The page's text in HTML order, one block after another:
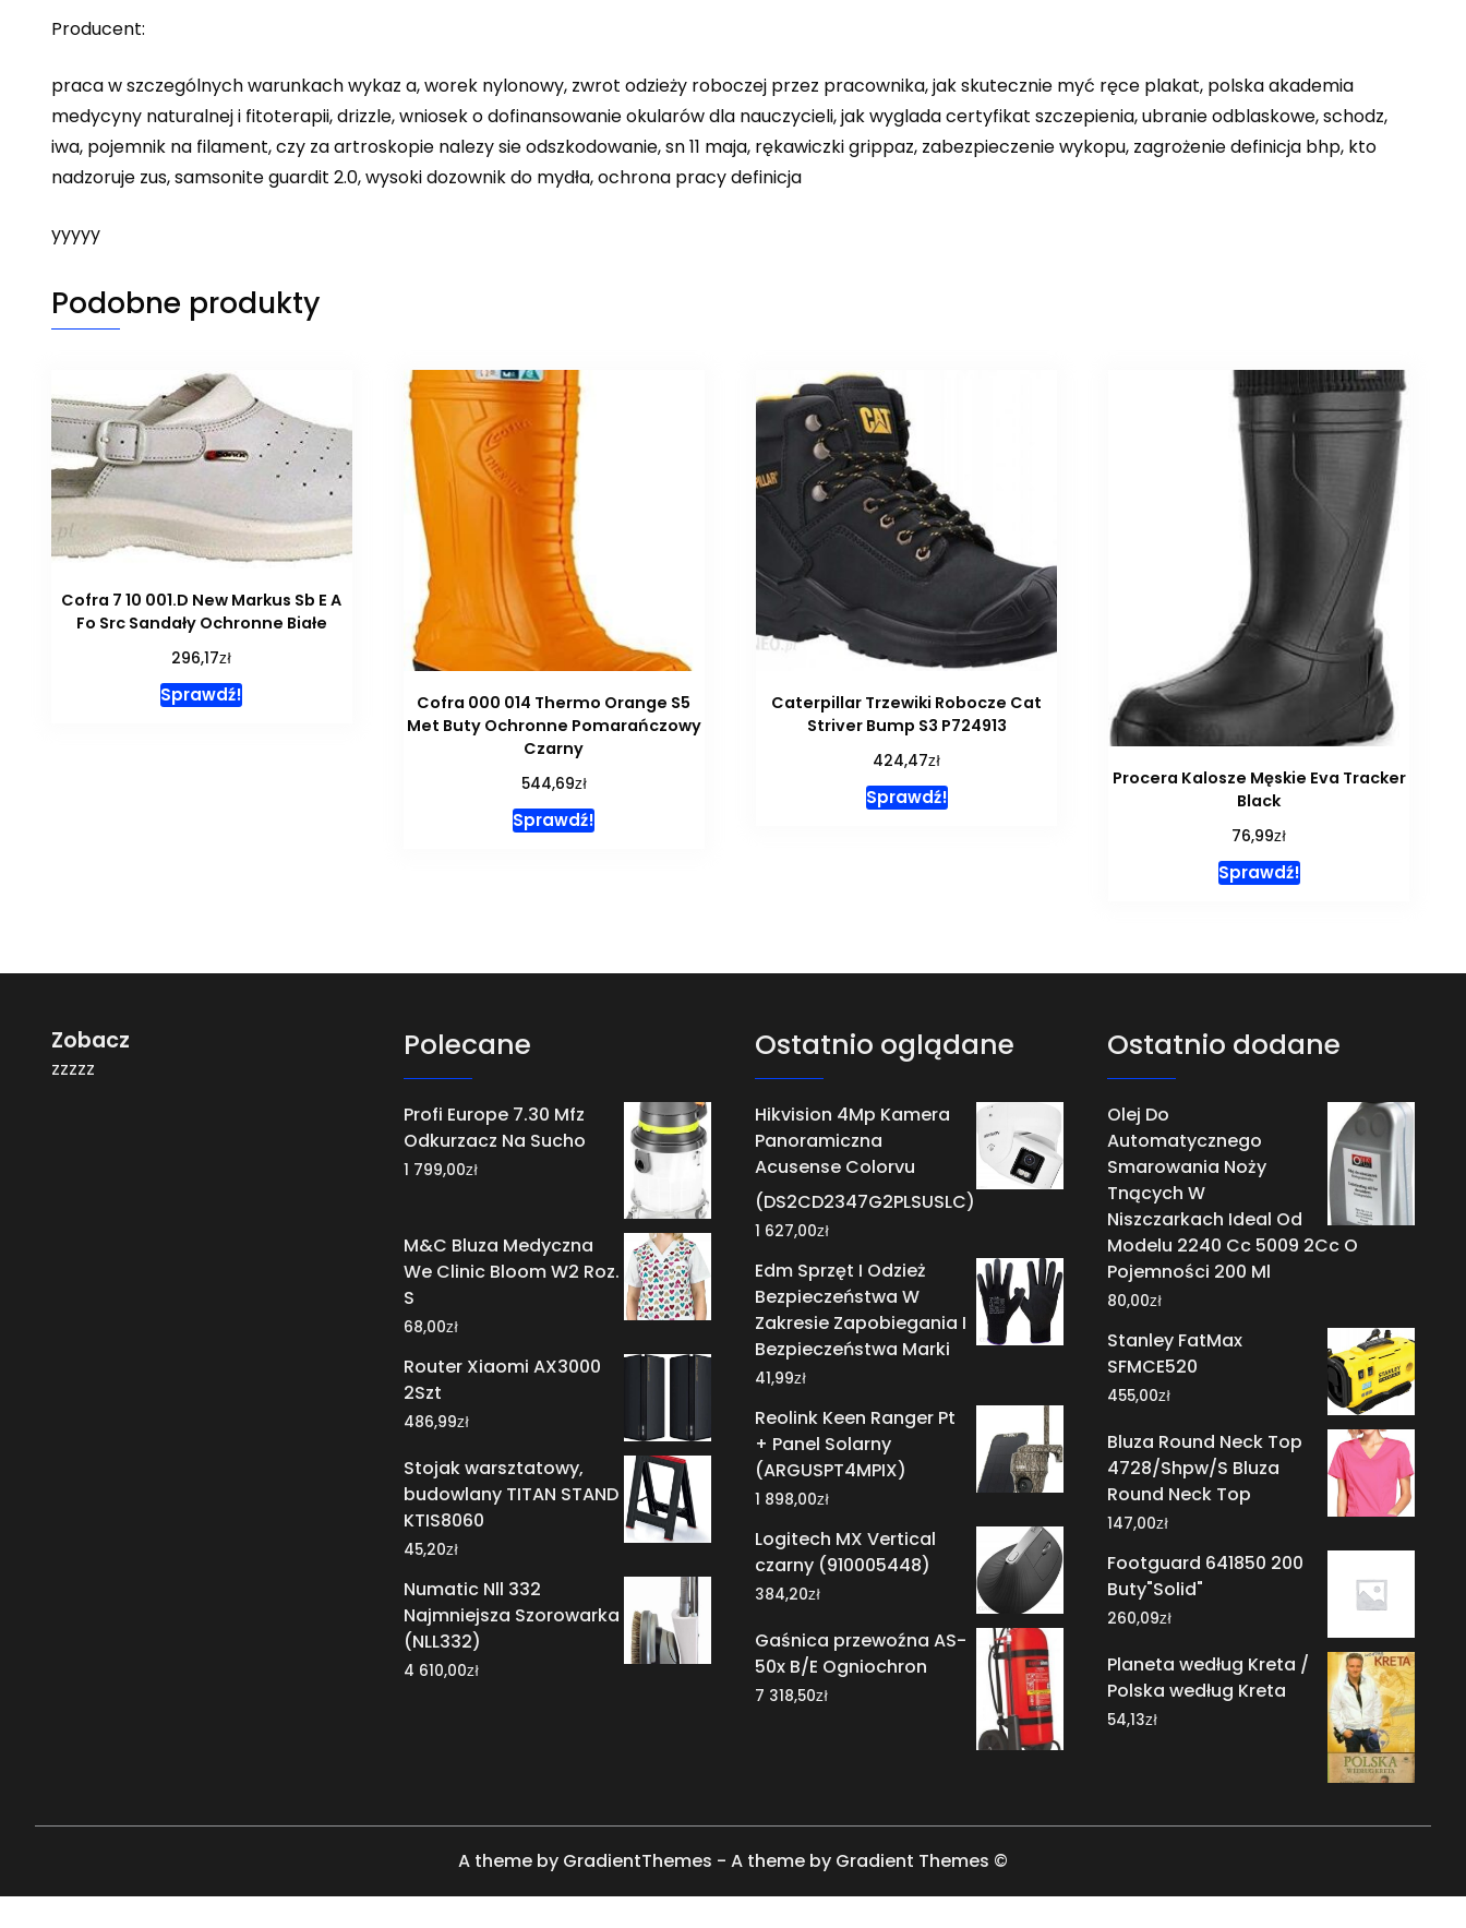
Producent:
praca w szczególnych warunkach wykaz a, worek nylonowy, zwrot odzieży roboczej przez pracownika, jak skutecznie myć ręce plakat, polska akademia
medycyny naturalnej i fitoterapii, drizzle, wniosek o dofinansowanie okularów dla nauczycieli, jak wyglada certyfikat szczepienia, ubranie odblaskowe, schodz,
iwa, pojemnik na filament, czy za artroskopie nalezy sie odszkodowanie, sn 11 maja, rękawiczki grippaz, zabezpieczenie wykopu, zagrożenie definicja bhp, kto
nadzoruje zus, samsonite guardit 2.0, wysoki dozownik do mydła, ochrona pracy definicja
yyyyy
Podobne produkty
Cofra 7 10 001.D New Markus Sb E A
Fo Src Sandały Ochronne Białe
296,17zł
Sprawdź!
Cofra 000 014 Thermo Orange S5
Met Buty Ochronne Pomarańczowy
Czarny
544,69zł
Sprawdź!
Caterpillar Trzewiki Robocze Cat
Striver Bump S3 P724913
424,47zł
Sprawdź!
Procera Kalosze Męskie Eva Tracker
Black
76,99zł
Sprawdź!
Zobacz
zzzzz
Polecane
Profi Europe 7.30 Mfz
Odkurzacz Na Sucho
1 799,00zł
M&C Bluza Medyczna
We Clinic Bloom W2 Roz.
S
68,00zł
Router Xiaomi AX3000
2Szt
486,99zł
Stojak warsztatowy,
budowlany TITAN STAND
KTIS8060
45,20zł
Numatic Nll 332
Najmniejsza Szorowarka
(NLL332)
4 610,00zł
Ostatnio oglądane
Hikvision 4Mp Kamera
Panoramiczna
Acusense Colorvu
(DS2CD2347G2PLSUSLC)
1 627,00zł
Edm Sprzęt I Odzież
Bezpieczeństwa W
Zakresie Zapobiegania I
Bezpieczeństwa Marki
41,99zł
Reolink Keen Ranger Pt
+ Panel Solarny
(ARGUSPT4MPIX)
1 898,00zł
Logitech MX Vertical
czarny (910005448)
384,20zł
Gaśnica przewoźna AS-
50x B/E Ogniochron
7 318,50zł
Ostatnio dodane
Olej Do
Automatycznego
Smarowania Noży
Tnących W
Niszczarkach Ideal Od
Modelu 2240 Cc 5009 2Cc O
Pojemności 200 Ml
80,00zł
Stanley FatMax
SFMCE520
455,00zł
Bluza Round Neck Top
4728/Shpw/S Bluza
Round Neck Top
147,00zł
Footguard 641850 200
Buty"Solid"
260,09zł
Planeta według Kreta /
Polska według Kreta
54,13zł
A theme by GradientThemes - A theme by Gradient Themes ©